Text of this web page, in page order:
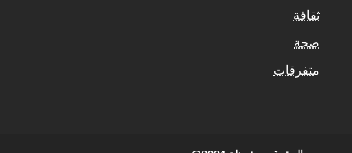
ثقافة
صحة
متفرقات